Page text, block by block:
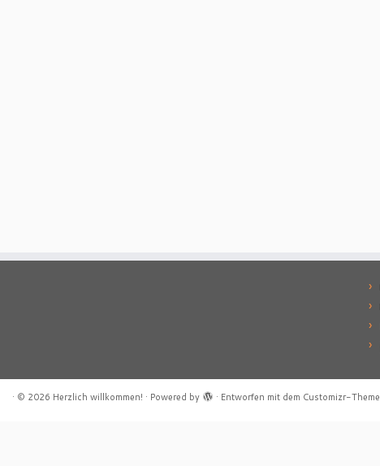
· © 2026 Herzlich willkommen! · Powered by · Entworfen mit dem Customizr-Theme